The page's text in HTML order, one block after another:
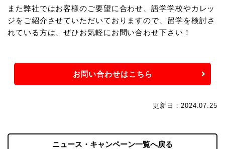
また弊社ではお客様のご要望に合わせ、語学学校やカレッ
ジをご紹介させていただいておりますので、 留学を検討さ
れている方は、ぜひお気軽にお問い合わせ下さい！
お問い合わせはこちら
更新日：2024.07.25
ニュース・キャンペーン一覧へ戻る